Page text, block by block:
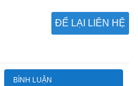
ĐỂ LẠI LIÊN HỆ
BÌNH LUẬN